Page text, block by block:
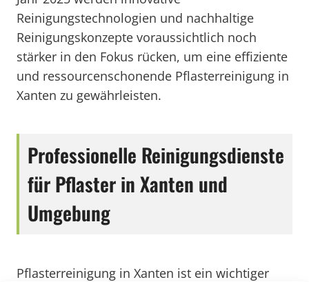
Reinigungstechnologien und nachhaltige
Reinigungskonzepte voraussichtlich noch
stärker in den Fokus rücken, um eine effiziente
und ressourcenschonende Pflasterreinigung in
Xanten zu gewährleisten.
Professionelle Reinigungsdienste
für Pflaster in Xanten und
Umgebung
Pflasterreinigung in Xanten ist ein wichtiger